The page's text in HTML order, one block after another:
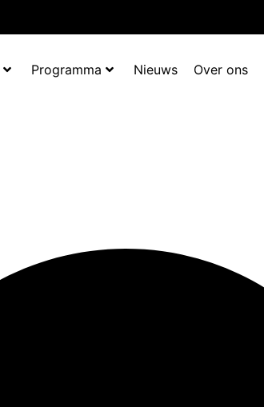
Programma Nieuws Over ons